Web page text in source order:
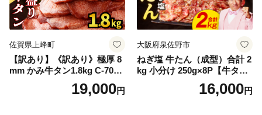
佐賀県上峰町
【訳あり】《訳あり》極厚 8
mm かみ牛タン1.8kg C-709-
19,000円
大阪府泉佐野市
ねぎ塩 牛たん（成型）合計 2
kg 小分け 250g×8P【牛タン
牛肉 焼肉用 薄切り 訳あり サ
16,000円